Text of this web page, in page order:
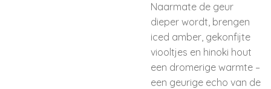
Naarmate de geur
dieper wordt, brengen
iced amber, gekonfijte
viooltjes en hinoki hout
een dromerige warmte –
een geurige echo van de